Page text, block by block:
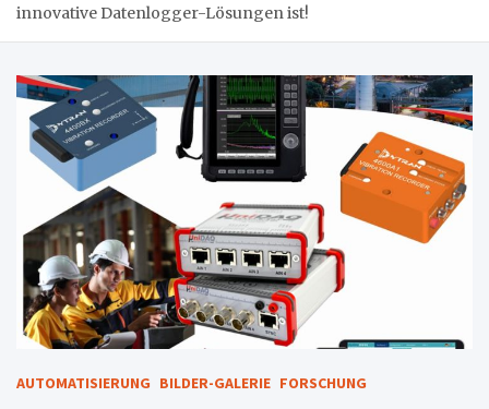
innovative Datenlogger-Lösungen ist!
AUTOMATISIERUNG BILDER-GALERIE FORSCHUNG